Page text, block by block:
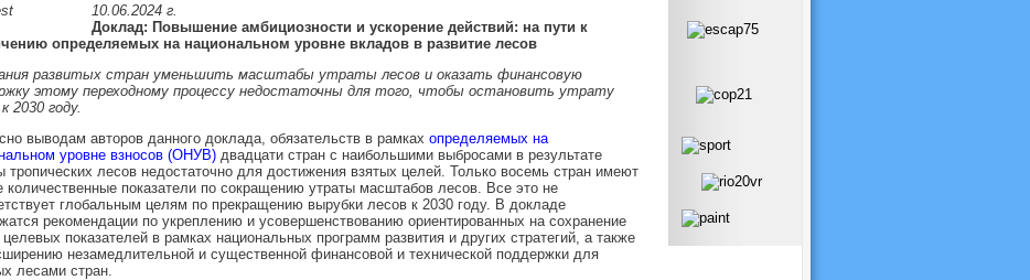
10.06.2024 г.
Доклад: Повышение амбициозности и ускорение действий: на пути к
определяемых на национальном уровне вкладов в развитие лесов
развитых стран уменьшить масштабы утраты лесов и оказать финансовую
этому переходному процессу недостаточны для того, чтобы остановить утрату
2030 году.
выводам авторов данного доклада, обязательств в рамках определяемых на
уровне взносов (ОНУВ)двадцати стран с наибольшими выбросами в результате
тропических лесов недостаточно для достижения взятых целей. Только восемь стран имеют
количественные показатели по сокращению утраты масштабов лесов. Все это не
глобальным целям по прекращению вырубки лесов к 2030 году. В докладе
рекомендации по укреплению и усовершенствованию ориентированных на сохранение
показателей в рамках национальных программ развития и других стратегий, а также
незамедлительной и существенной финансовой и технической поддержки для
лесами стран.